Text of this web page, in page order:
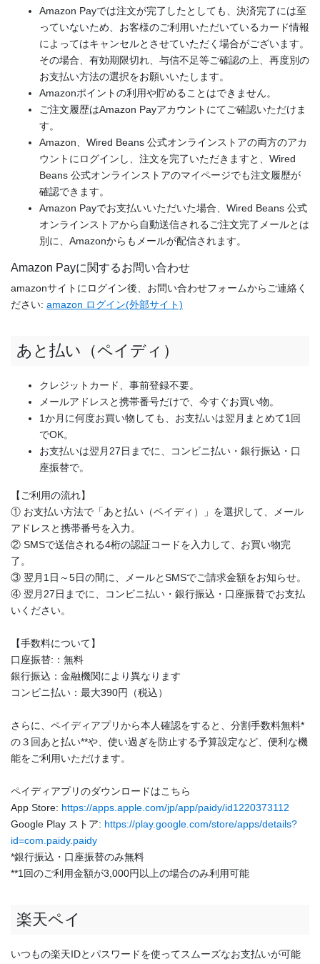
Amazon Payでは注文が完了したとしても、決済完了には至
っていないため、お客様のご利用いただいているカード情報
によってはキャンセルとさせていただく場合がございます。
その場合、有効期限切れ、与信不足等ご確認の上、再度別の
お支払い方法の選択をお願いいたします。
Amazonポイントの利用や貯めることはできません。
ご注文履歴はAmazon Payアカウントにてご確認いただけま
す。
Amazon、Wired Beans 公式オンラインストアの両方のアカ
ウントにログインし、注文を完了いただきますと、Wired
Beans 公式オンラインストアのマイページでも注文履歴が
確認できます。
Amazon Payでお支払いいただいた場合、Wired Beans 公式
オンラインストアから自動送信されるご注文完了メールとは
別に、Amazonからもメールが配信されます。
Amazon Payに関するお問い合わせ
amazonサイトにログイン後、お問い合わせフォームからご連絡く
ださい: amazon ログイン(外部サイト)
あと払い（ペイディ）
クレジットカード、事前登録不要。
メールアドレスと携帯番号だけで、今すぐお買い物。
1か月に何度お買い物しても、お支払いは翌月まとめて1回
でOK。
お支払いは翌月27日までに、コンビニ払い・銀行振込・口
座振替で。
【ご利用の流れ】
① お支払い方法で「あと払い（ペイディ）」を選択して、メール
アドレスと携帯番号を入力。
② SMSで送信される4桁の認証コードを入力して、お買い物完
了。
③ 翌月1日～5日の間に、メールとSMSでご請求金額をお知らせ。
④ 翌月27日までに、コンビニ払い・銀行振込・口座振替でお支払
いください。
【手数料について】
口座振替:：無料
銀行振込：金融機関により異なります
コンビニ払い：最大390円（税込）
さらに、ペイディアプリから本人確認をすると、分割手数料無料*
の３回あと払い**や、使い過ぎを防止する予算設定など、便利な機
能をご利用いただけます。
ペイディアプリのダウンロードはこちら
App Store: https://apps.apple.com/jp/app/paidy/id1220373112
Google Play ストア: https://play.google.com/store/apps/details?
id=com.paidy.paidy
*銀行振込・口座振替のみ無料
**1回のご利用金額が3,000円以上の場合のみ利用可能
楽天ペイ
いつもの楽天IDとパスワードを使ってスムーズなお支払いが可能